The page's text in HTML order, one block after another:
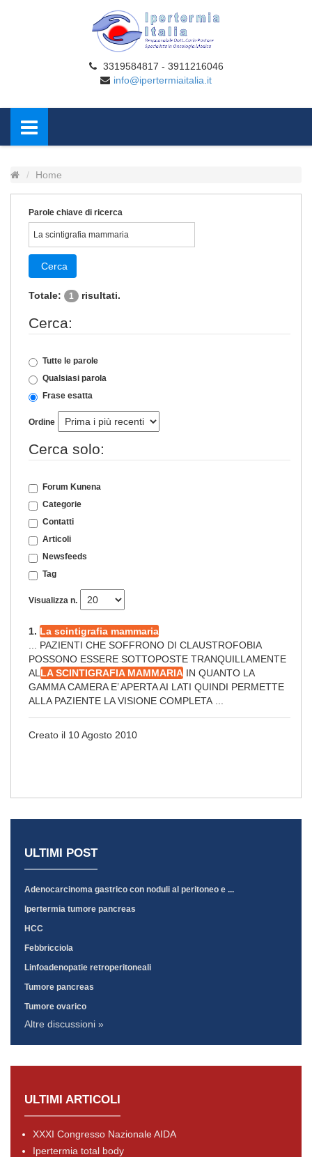
3319584817 - 3911216046
info@ipertermiaitalia.it
Home
Parole chiave di ricerca
Cerca
Totale: 1 risultati.
Cerca:
Tutte le parole
Qualsiasi parola
Frase esatta
Ordine
Cerca solo:
Forum Kunena
Categorie
Contatti
Articoli
Newsfeeds
Tag
Visualizza n.
1. La scintigrafia mammaria
... PAZIENTI CHE SOFFRONO DI CLAUSTROFOBIA
POSSONO ESSERE SOTTOPOSTE TRANQUILLAMENTE
AL LA SCINTIGRAFIA MAMMARIA IN QUANTO LA
GAMMA CAMERA E’ APERTA AI LATI QUINDI PERMETTE
ALLA PAZIENTE LA VISIONE COMPLETA ...
Creato il 10 Agosto 2010
ULTIMI POST
Adenocarcinoma gastrico con noduli al peritoneo e ...
Ipertermia tumore pancreas
HCC
Febbricciola
Linfoadenopatie retroperitoneali
Tumore pancreas
Tumore ovarico
Altre discussioni »
ULTIMI ARTICOLI
XXXI Congresso Nazionale AIDA
Ipertermia total body